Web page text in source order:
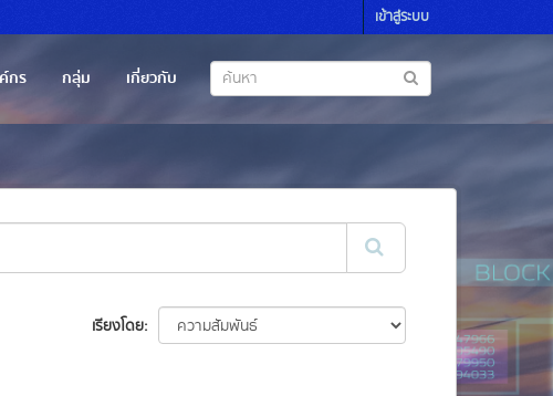
เข้าสู่ระบบ
กร กลุ่ม เกี่ยวกับ
เรียงโดย